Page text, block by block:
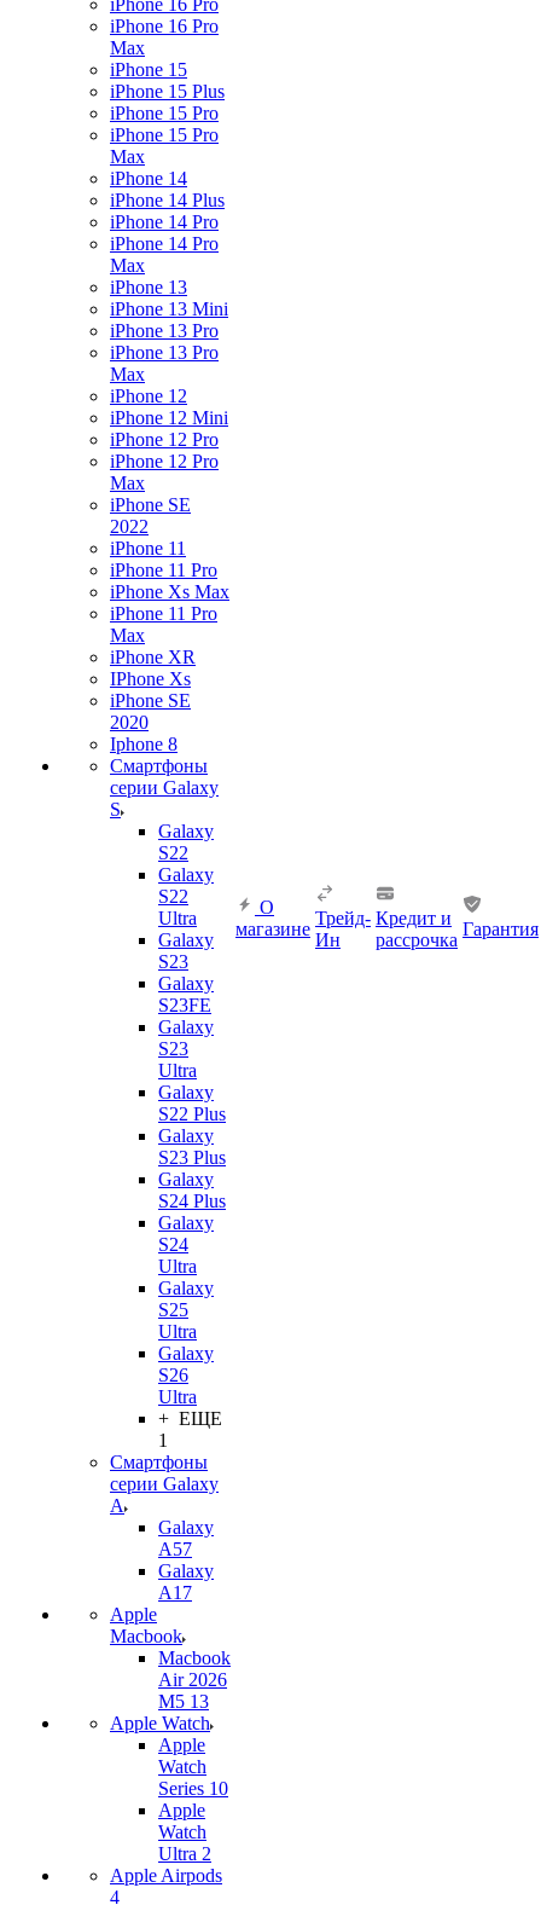
iPhone 16 Pro
iPhone 16 Pro
Max
iPhone 15
iPhone 15 Plus
iPhone 15 Pro
iPhone 15 Pro
Max
iPhone 14
iPhone 14 Plus
iPhone 14 Pro
iPhone 14 Pro
Max
iPhone 13
iPhone 13 Mini
iPhone 13 Pro
iPhone 13 Pro
Max
iPhone 12
iPhone 12 Mini
iPhone 12 Pro
iPhone 12 Pro
Max
iPhone SE
2022
iPhone 11
iPhone 11 Pro
iPhone Xs Max
iPhone 11 Pro
Max
iPhone XR
IPhone Xs
iPhone SE
2020
Iphone 8
Смартфоны
серии Galaxy
S
Galaxy
S22
Galaxy
S22
Ultra
Galaxy
S23
Galaxy
S23FE
Galaxy
S23
Ultra
Galaxy
S22 Plus
Galaxy
S23 Plus
Galaxy
S24 Plus
Galaxy
S24
Ultra
Galaxy
S25
Ultra
Galaxy
S26
Ultra
+ ЕЩЕ
1
Смартфоны
серии Galaxy
A
Galaxy
A57
Galaxy
A17
Apple
Macbook
Macbook
Air 2026
M5 13
Apple Watch
Apple
Watch
Series 10
Apple
Watch
Ultra 2
Apple Airpods
4
О
магазине
Трейд-
Ин
Кредит и
рассрочка
Гарантия